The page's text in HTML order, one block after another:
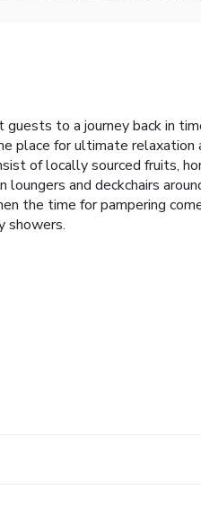
to a journey back in
place for ultimate relaxation
of locally sourced fruits,
and deckchairs
the time for pampering
showers.